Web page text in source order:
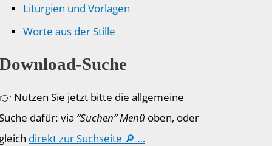
Liturgien und Vorlagen
Worte aus der Stille
Suche
Nutzen Sie jetzt bitte die allgemeine
dafür: via “Suchen” Menü oben, oder
gleich direkt zur Suchseite 🔎 …